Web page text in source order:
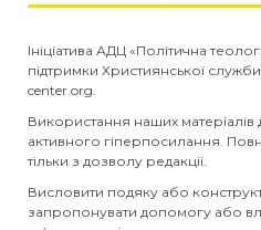
Ініціатива АДЦ «Політична
підтримки Християнської
center.org.
Використання наших
активного гіперпосилання.
тільки з дозволу редакції.
Висловити подяку або
запропонувати допомогу або